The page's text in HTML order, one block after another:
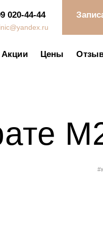
020-44-44
Акции Цены